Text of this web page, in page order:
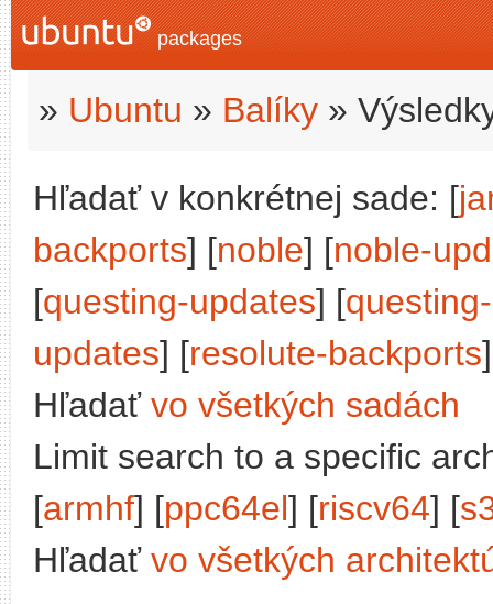
packages
» Ubuntu » Balíky »
Hľadať v konkrétnej sade: [
backports] [noble] [noble-
[questing-updates] [
updates] [resolute-backports
Hľadať vo všetkých sadách
Limit search to a specific
[armhf] [ppc64el] [riscv64] [
Hľadať vo všetkých